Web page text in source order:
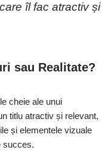
îl fac atractiv și
sau Realitate?
cheie ale unui
titlu atractiv și relevant,
și elementele vizuale
succes.